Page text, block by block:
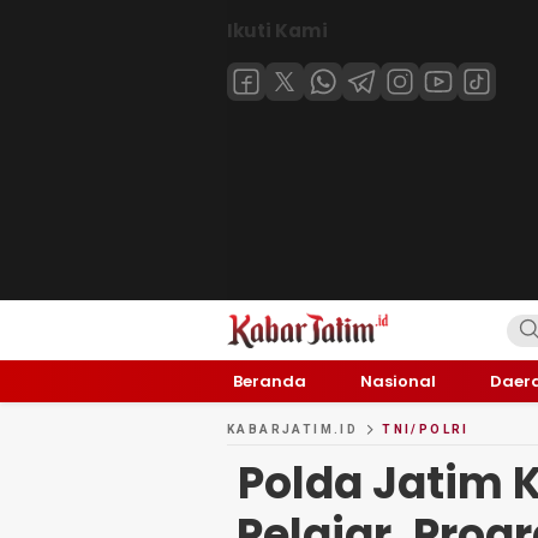
Ikuti Kami
KABARJATIM.id
Kabar Jawa timuran
Beranda Nasional
KABARJATIM.ID TNI/POLRI
Polda Jatim